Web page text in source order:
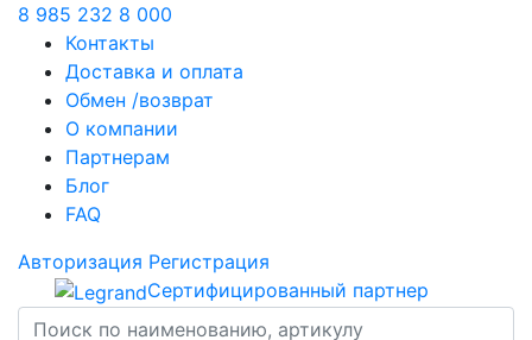
8 985 232 8 000
Контакты
Доставка и оплата
Обмен /возврат
О компании
Партнерам
Блог
FAQ
Авторизация Регистрация
Сертифицированный партнер